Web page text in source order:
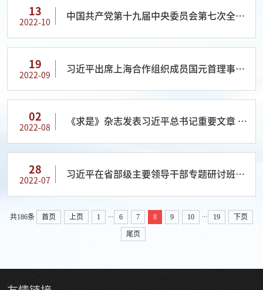
13
2022-10
中国共产党第十九届中央委员会第七次全体
19
2022-09
习近平出席上海合作组织成员国元首理事会
02
2022-08
《求是》杂志发表习近平总书记重要文章 在
话
28
2022-07
习近平在省部级主要领导干部专题研讨班上
共186条 首页 上页 1 ... 6 7 8 9 10 ... 19 下页
尾页